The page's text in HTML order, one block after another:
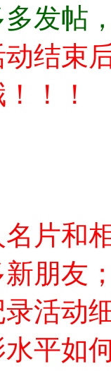
发帖
结束
！！
片和
朋友
活动
平如